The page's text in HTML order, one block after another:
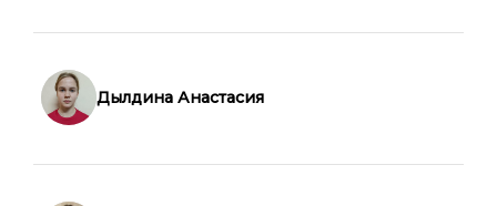
Дылдина Анастасия